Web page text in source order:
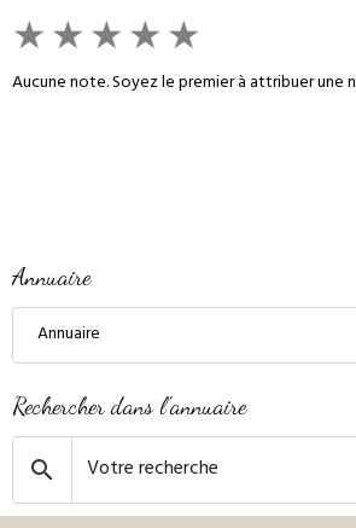
★★★★★
Aucune note. Soyez le premier à attribuer une
Annuaire
Annuaire
Rechercher dans l'annuaire